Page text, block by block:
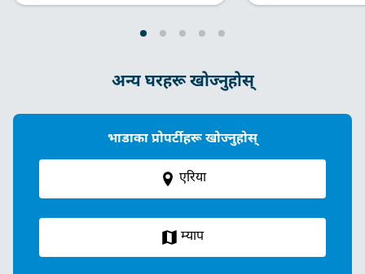
अन्य घरहरू खोज्नुहोस्
भाडाका प्रोपर्टीहरू खोज्नुहोस्
एरिया
म्याप